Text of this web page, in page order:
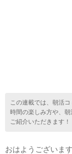
この連載では、朝活コ
時間の楽しみ方や、
ご紹介いただきます！
おはようございます